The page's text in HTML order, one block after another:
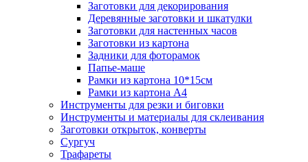
Заготовки для декорирования
Деревянные заготовки и шкатулки
Заготовки для настенных часов
Заготовки из картона
Задники для фоторамок
Папье-маше
Рамки из картона 10*15см
Рамки из картона А4
Инструменты для резки и биговки
Инструменты и материалы для склеивания
Заготовки открыток, конверты
Сургуч
Трафареты